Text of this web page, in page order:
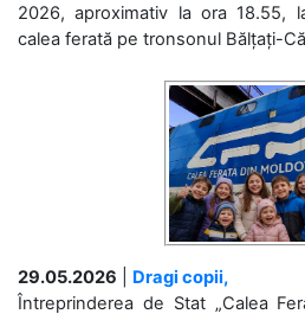
2026, aproximativ la ora 18.55,
calea ferată pe tronsonul Bălțați-
29.05.2026
Dragi copii,
Întreprinderea de Stat „Calea